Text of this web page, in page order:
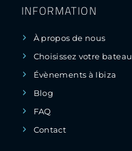
INFORMATION
À propos de nous
Choisissez votre bateau
Évènements à Ibiza
Blog
FAQ
Contact